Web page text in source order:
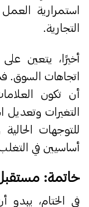
استمرارية
التجارية.
أخيرًا، يتعين
اتجاهات السوق.
أن تكون
التغيرات وتعديل
للتوجهات
أساسيين في
خاتمة:
في الختام، يبدو